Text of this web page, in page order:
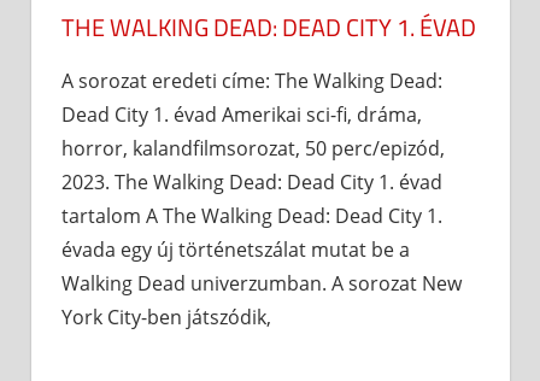
THE WALKING DEAD: DEAD CITY 1. ÉVAD
A sorozat eredeti címe: The Walking Dead:
Dead City 1. évad Amerikai sci-fi, dráma,
horror, kalandfilmsorozat, 50 perc/epizód,
2023. The Walking Dead: Dead City 1. évad
tartalom A The Walking Dead: Dead City 1.
évada egy új történetszálat mutat be a
Walking Dead univerzumban. A sorozat New
York City-ben játszódik,